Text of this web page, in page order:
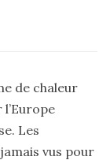
de chaleur
Les
vus pour